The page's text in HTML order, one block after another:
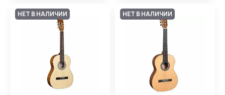
НЕТ В НАЛИЧИИ НЕТ В НАЛИЧИИ